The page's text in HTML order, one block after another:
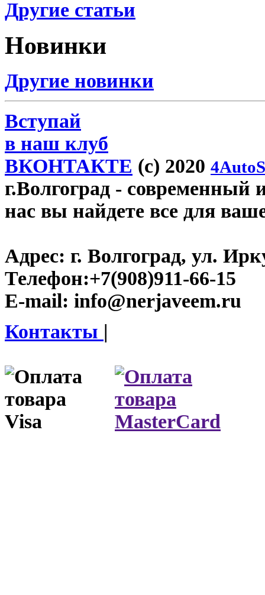
Другие статьи
Новинки
Другие новинки
Вступай
в наш клуб
ВКОНТАКТЕ (c) 2020
г.Волгоград - современный
нас вы найдете все для
Адрес: г. Волгоград, ул.
Телефон:+7(908)911-66-15
E-mail: info@nerjaveem.ru
Контакты |